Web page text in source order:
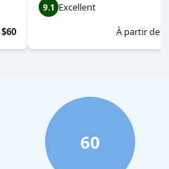
$60
9.1 Excellent
À partir de
60